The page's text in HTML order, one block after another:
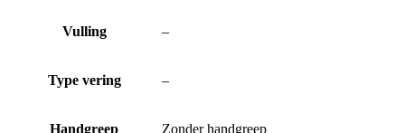
Vulling –
Type vering –
Handgreep Zonder handgreep